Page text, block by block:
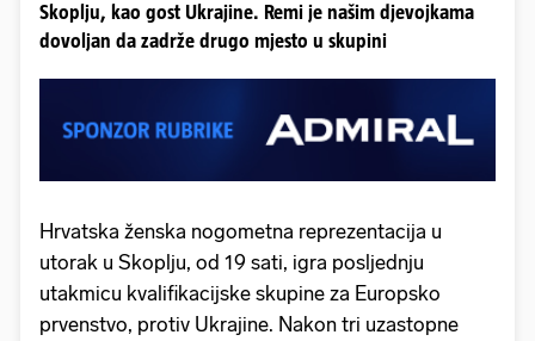
Skoplju, kao gost Ukrajine. Remi je našim djevojkama
dovoljan da zadrže drugo mjesto u skupini
Hrvatska ženska nogometna reprezentacija u
utorak u Skoplju, od 19 sati, igra posljednju
utakmicu kvalifikacijske skupine za Europsko
prvenstvo, protiv Ukrajine. Nakon tri uzastopne